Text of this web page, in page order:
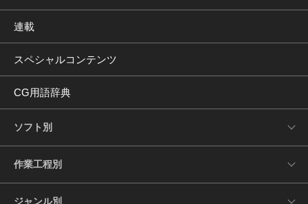
連載
スペシャルコンテンツ
CG用語辞典
ソフト別
作業工程別
ジャンル別